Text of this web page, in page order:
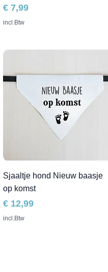
Prijs
€ 7,99
incl.Btw
Sjaaltje hond Nieuw baasje
op komst
Prijs
€ 12,99
incl.Btw